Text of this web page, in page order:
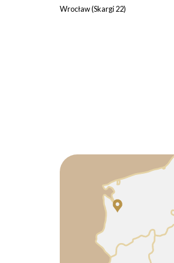
Wrocław (Skargi 22)